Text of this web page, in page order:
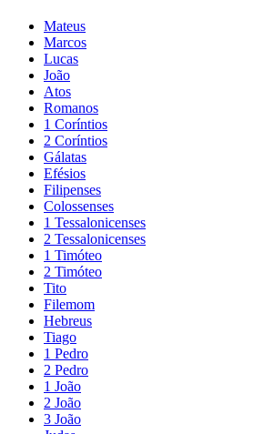
Mateus
Marcos
Lucas
João
Atos
Romanos
1 Coríntios
2 Coríntios
Gálatas
Efésios
Filipenses
Colossenses
1 Tessalonicenses
2 Tessalonicenses
1 Timóteo
2 Timóteo
Tito
Filemom
Hebreus
Tiago
1 Pedro
2 Pedro
1 João
2 João
3 João